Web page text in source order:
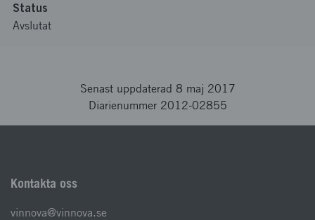
Status
Avslutat
Senast uppdaterad 8 maj 2017
Diarienummer 2012-02855
Kontakta oss
vinnova@vinnova.se